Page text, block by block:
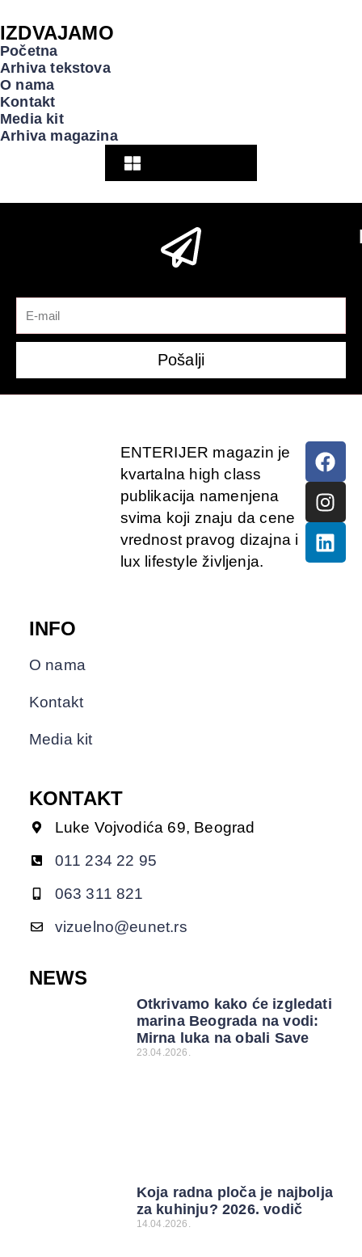
IZDVAJAMO
Početna
Arhiva tekstova
O nama
Kontakt
Media kit
Arhiva magazina
Pošalji
ENTERIJER magazin je
kvartalna high class
publikacija namenjena
svima koji znaju da cene
vrednost pravog dizajna i
lux lifestyle življenja.
INFO
O nama
Kontakt
Media kit
KONTAKT
Luke Vojvodića 69, Beograd
011 234 22 95
063 311 821
vizuelno@eunet.rs
NEWS
Otkrivamo kako će izgledati
marina Beograda na vodi:
Mirna luka na obali Save
23.04.2026.
Koja radna ploča je najbolja
za kuhinju? 2026. vodič
14.04.2026.